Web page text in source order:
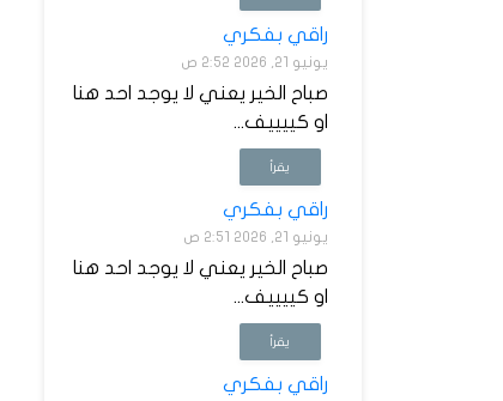
راقي بفكري
يونيو 21, 2026 2:52 ص
صباح الخير يعني لا يوجد احد هنا
او كييييف...
يقرأ
راقي بفكري
يونيو 21, 2026 2:51 ص
صباح الخير يعني لا يوجد احد هنا
او كييييف...
يقرأ
راقي بفكري